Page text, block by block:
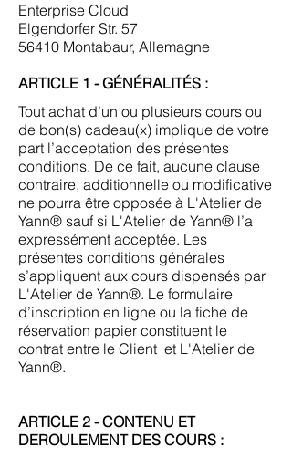
Enterprise Cloud
Elgendorfer Str. 57
56410 Montabaur, Allemagne
ARTICLE 1 - GÉNÉRALITÉS :
Tout achat d’un ou plusieurs cours ou
de bon(s) cadeau(x) implique de votre
part l’acceptation des présentes
conditions. De ce fait, aucune clause
contraire, additionnelle ou modificative
ne pourra être opposée à L'Atelier de
Yann® sauf si L'Atelier de Yann® l’a
expressément acceptée. Les
présentes conditions générales
s’appliquent aux cours dispensés par
L'Atelier de Yann®. Le formulaire
d’inscription en ligne ou la fiche de
réservation papier constituent le
contrat entre le Client et L'Atelier de
Yann®.
ARTICLE 2 - CONTENU ET
DEROULEMENT DES COURS :